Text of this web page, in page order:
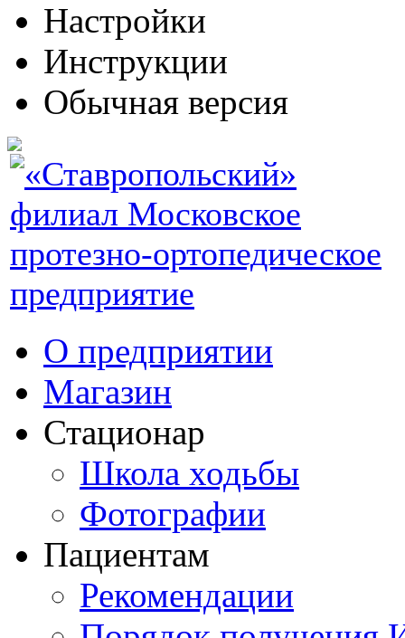
Настройки
Инструкции
Обычная версия
О предприятии
Магазин
Стационар
Школа ходьбы
Фотографии
Пациентам
Рекомендации